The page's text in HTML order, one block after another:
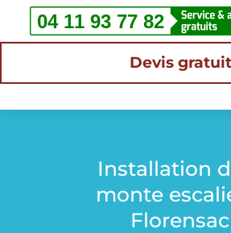
Devis gratuit
Installation
monte
Florensac